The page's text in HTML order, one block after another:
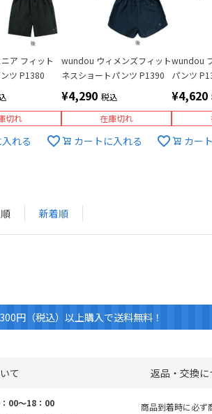
ア フィット
ツ P1380
切れ
れる
wundou ウィメンズフィット
ネスショートパンツ P1390
¥4,290 税込
在庫切れ
カートに入れる
wundou
パンツ
¥4,620
カー
新着順
円（税込）以上購入で送料無料！
て
00～18：00
返品・交換に
商品到着時に必ず